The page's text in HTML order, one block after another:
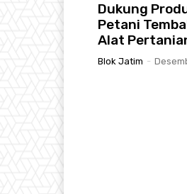
Dukung
Petani
Alat
Blok Jatim -